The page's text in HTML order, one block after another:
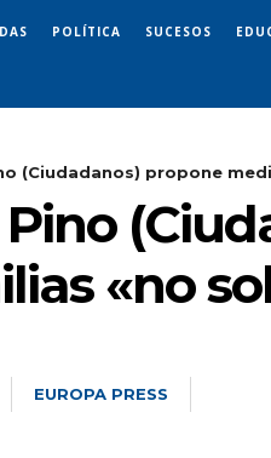
POLÍTICA SUCESOS
(Ciudadanos) propone
Pino
«no
EUROPA PRESS